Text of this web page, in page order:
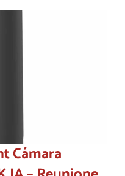
Cámara